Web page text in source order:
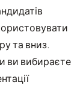
та вниз.
ви вибираєте